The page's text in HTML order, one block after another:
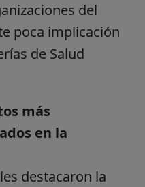
del
poca implicación
de Salud
más
en la
destacaron la